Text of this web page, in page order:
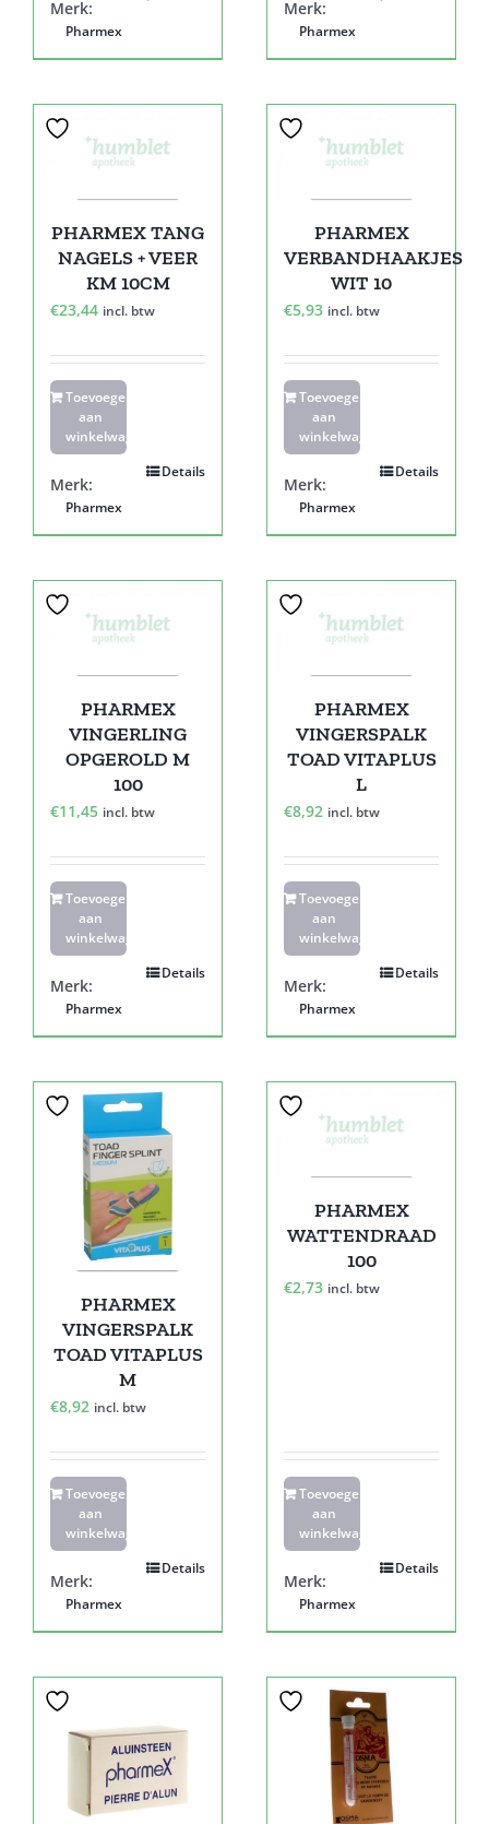
Merk:
Pharmex
Merk:
Pharmex
PHARMEX TANG
NAGELS + VEER
KM 10CM
€23,44 incl. btw
Toevoegen
aan
winkelwagen
Details
Merk:
Pharmex
PHARMEX
VERBANDHAAKJES
WIT 10
€5,93 incl. btw
Toevoegen
aan
winkelwagen
Details
Merk:
Pharmex
PHARMEX
VINGERLING
OPGEROLD M
100
€11,45 incl. btw
Toevoegen
aan
winkelwagen
Details
Merk:
Pharmex
PHARMEX
VINGERSPALK
TOAD VITAPLUS
L
€8,92 incl. btw
Toevoegen
aan
winkelwagen
Details
Merk:
Pharmex
PHARMEX
VINGERSPALK
TOAD VITAPLUS
M
€8,92 incl. btw
Toevoegen
aan
winkelwagen
Details
Merk:
Pharmex
PHARMEX
WATTENDRAAD
100
€2,73 incl. btw
Toevoegen
aan
winkelwagen
Details
Merk:
Pharmex